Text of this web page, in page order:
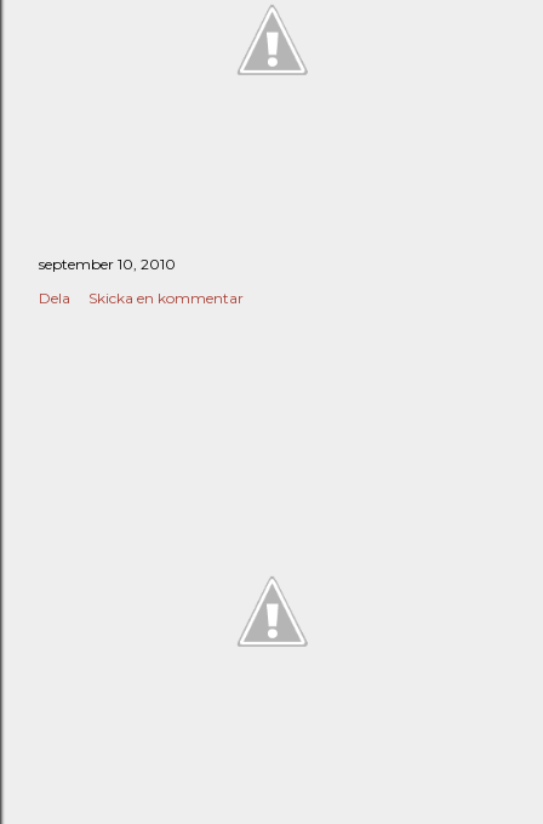
september 10, 2010
Dela
Skicka en kommentar